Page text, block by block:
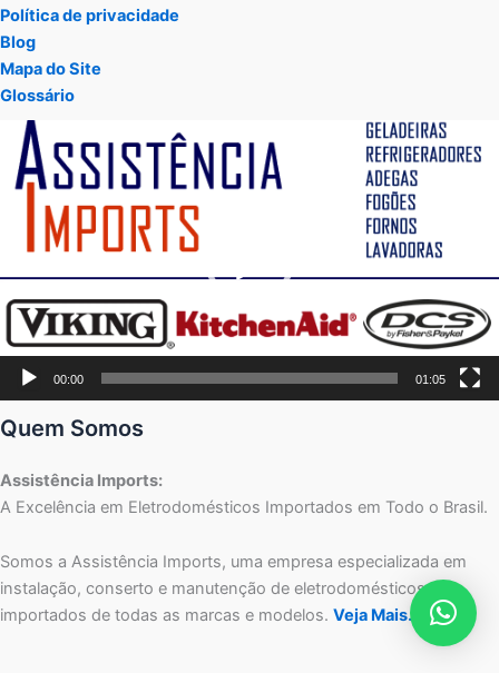
Política de privacidade
Blog
Mapa do Site
Glossário
Tocador
vídeo
00:00 01:05
Quem Somos
Assistência Imports:
A Excelência em Eletrodomésticos Importados em Todo o Brasil.
Somos a Assistência Imports, uma empresa especializada em
instalação, conserto e manutenção de eletrodomésticos
importados de todas as marcas e modelos. Veja Mais…